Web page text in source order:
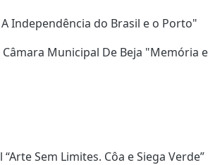
Independência do Brasil e o Porto"
Municipal De Beja "Memória e
Sem Limites. Côa e Siega Verde”